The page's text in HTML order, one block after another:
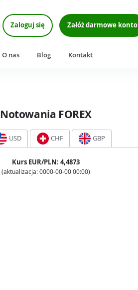
Zaloguj się Załóż darmowe konto
O nas Blog Kontakt
Notowania FOREX
USD CHF GBP
Kurs EUR/PLN: 4,4873
(aktualizacja: 0000-00-00 00:00)